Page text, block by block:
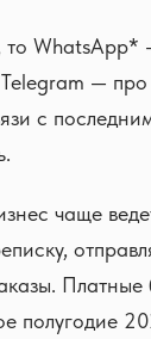
то
— про
с
чаще
полугодие